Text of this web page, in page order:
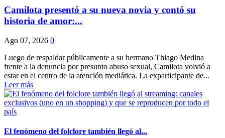
Camilota presentó a su nueva novia y contó su
historia de amor:...
Ago 07, 2026 0
Luego de respaldar públicamente a su hermano Thiago Medina
frente a la denuncia por presunto abuso sexual, Camilota volvió a
estar en el centro de la atención mediática. La exparticipante de...
Leer más
El fenómeno del folclore también llegó al...